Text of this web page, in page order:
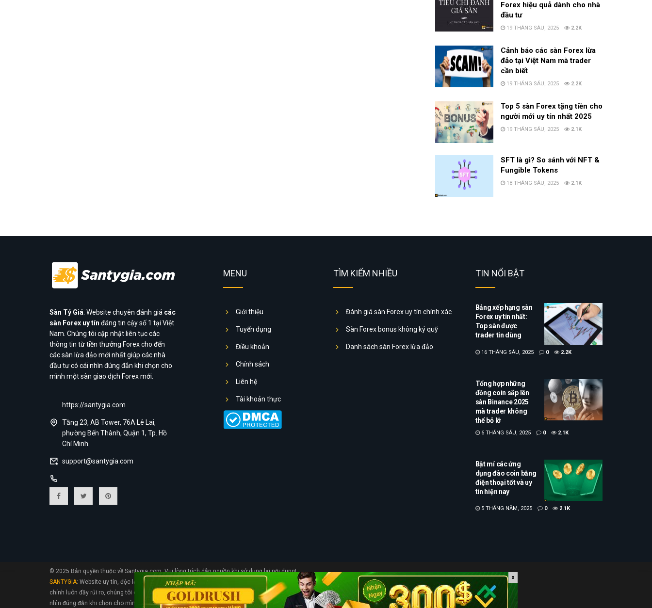
Forex hiệu quả dành cho nhà
đầu tư
19 THÁNG SÁU, 2025 2.2K
Cảnh báo các sàn Forex lừa
đảo tại Việt Nam mà trader
cần biết
19 THÁNG SÁU, 2025 2.2K
Top 5 sàn Forex tặng tiền cho
người mới uy tín nhất 2025
19 THÁNG SÁU, 2025 2.1K
SFT là gì? So sánh với NFT &
Fungible Tokens
18 THÁNG SÁU, 2025 2.1K
Sàn Tỷ Giá: Website chuyên đánh giá các
sàn Forex uy tín đáng tin cậy số 1 tại Việt
Nam. Chúng tôi cập nhật liên tục các
thông tin từ tiền thưởng Forex cho đến
các sàn lừa đảo mới nhất giúp các nhà
đầu tư có cái nhìn đúng đắn khi chọn cho
mình một sàn giao dịch Forex mới.
https://santygia.com
Tầng 23, AB Tower, 76A Lê Lai,
phường Bến Thành, Quận 1, Tp. Hồ
Chí Minh.
support@santygia.com
MENU
Giới thiệu
Tuyển dụng
Điều khoản
Chính sách
Liên hệ
Tài khoản thực
TÌM KIẾM NHIỀU
Đánh giá sàn Forex uy tín chính xác
Sàn Forex bonus không ký quỹ
Danh sách sàn Forex lừa đảo
TIN NỔI BẬT
Bảng xếp hạng sàn
Forex uy tín nhất:
Top sàn được
trader tin dùng
16 THÁNG SÁU, 2025 0 2.2K
Tổng hợp những
đồng coin sắp lên
sàn Binance 2025
mà trader không
thể bỏ lỡ
6 THÁNG SÁU, 2025 0 2.1K
Bật mí các ứng
dụng đào coin bằng
điện thoại tốt và uy
tín hiện nay
5 THÁNG NĂM, 2025 0 2.1K
© 2025 Bản quyền thuộc về Santygia.com. Vui lòng trích dẫn nguồn khi sử dụng lại nội dung!
SANTYGIA: Website uy tín, độc lập đáng tin cậy hàng đầu tại Việt Nam chuyên đánh giá các sàn giao dịch tài chính bao gồm cả Forex. Lĩnh vực tài
chính luôn đầy rủi ro, chúng tôi cập nhật liên tục các thông tin từ tiền thưởng Forex cho đến các sàn lừa đảo mới nhất giúp các nhà đầu tư có cái
nhìn đúng đắn khi chọn cho mình một sàn tài chính, sàn Forex để giao dịch.. Nếu bạn cần hỗ trợ hãy liên hệ với chúng tôi tại
x